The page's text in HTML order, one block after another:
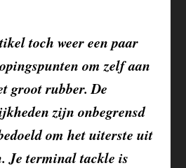
toch weer een paar
om zelf aan
groot rubber. De
zijn onbegrensd
om het uiterste uit
Je terminal tackle is